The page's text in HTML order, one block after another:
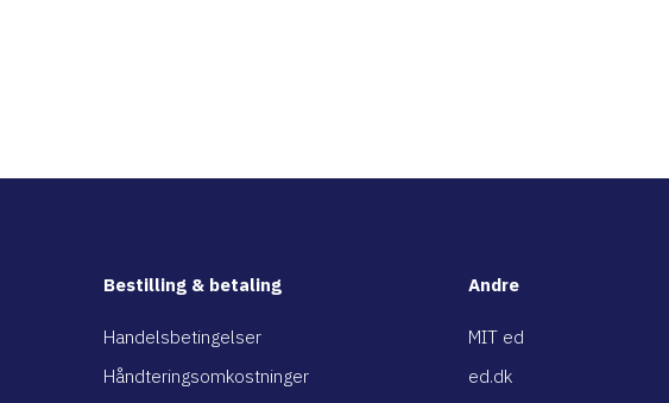
Bestilling & betaling
Handelsbetingelser
Håndteringsomkostninger
Andre
MIT ed
ed.dk